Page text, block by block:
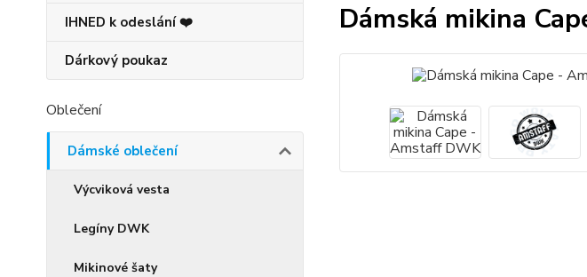
IHNED k odeslání ❤️
Dárkový poukaz
Oblečení
Dámské oblečení
Výcviková vesta
Legíny DWK
Mikinové šaty
Dámská mikina